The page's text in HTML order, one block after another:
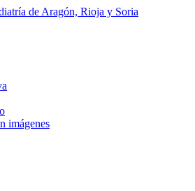
imágenes